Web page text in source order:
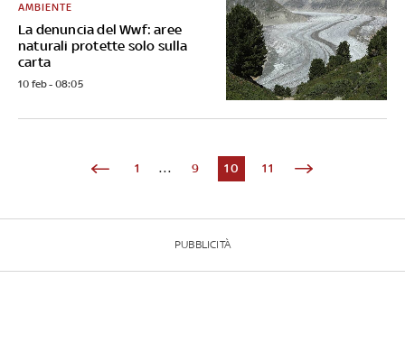
La denuncia del Wwf: aree
naturali protette solo sulla
carta
AMBIENTE
10 feb - 08:05
1 ... 9 10 11
PUBBLICITÀ